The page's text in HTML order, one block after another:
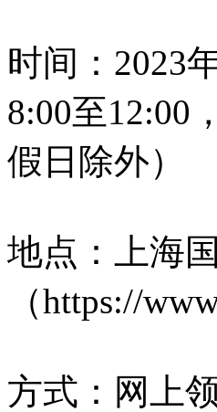
时间：2023
8:00至12:00
假日除外）
地点：上海
（https://
方式：网上